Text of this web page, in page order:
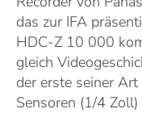
das zur IFA
HDC-Z 10 000
gleich
der erste seiner
Sensoren (1/4 Zoll)